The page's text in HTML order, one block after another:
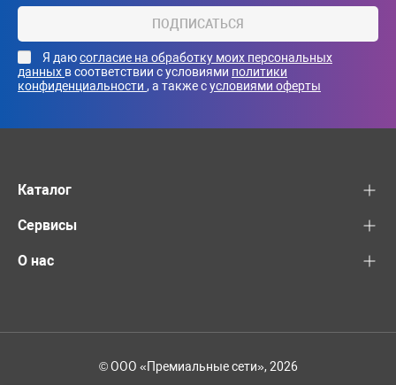
ПОДПИСАТЬСЯ
Я даюсогласие на обработку моих персональных
данных в соответствии с условиями политики
конфиденциальности , а также сусловиями оферты
Каталог
Сервисы
О нас
© ООО «Премиальные сети», 2026